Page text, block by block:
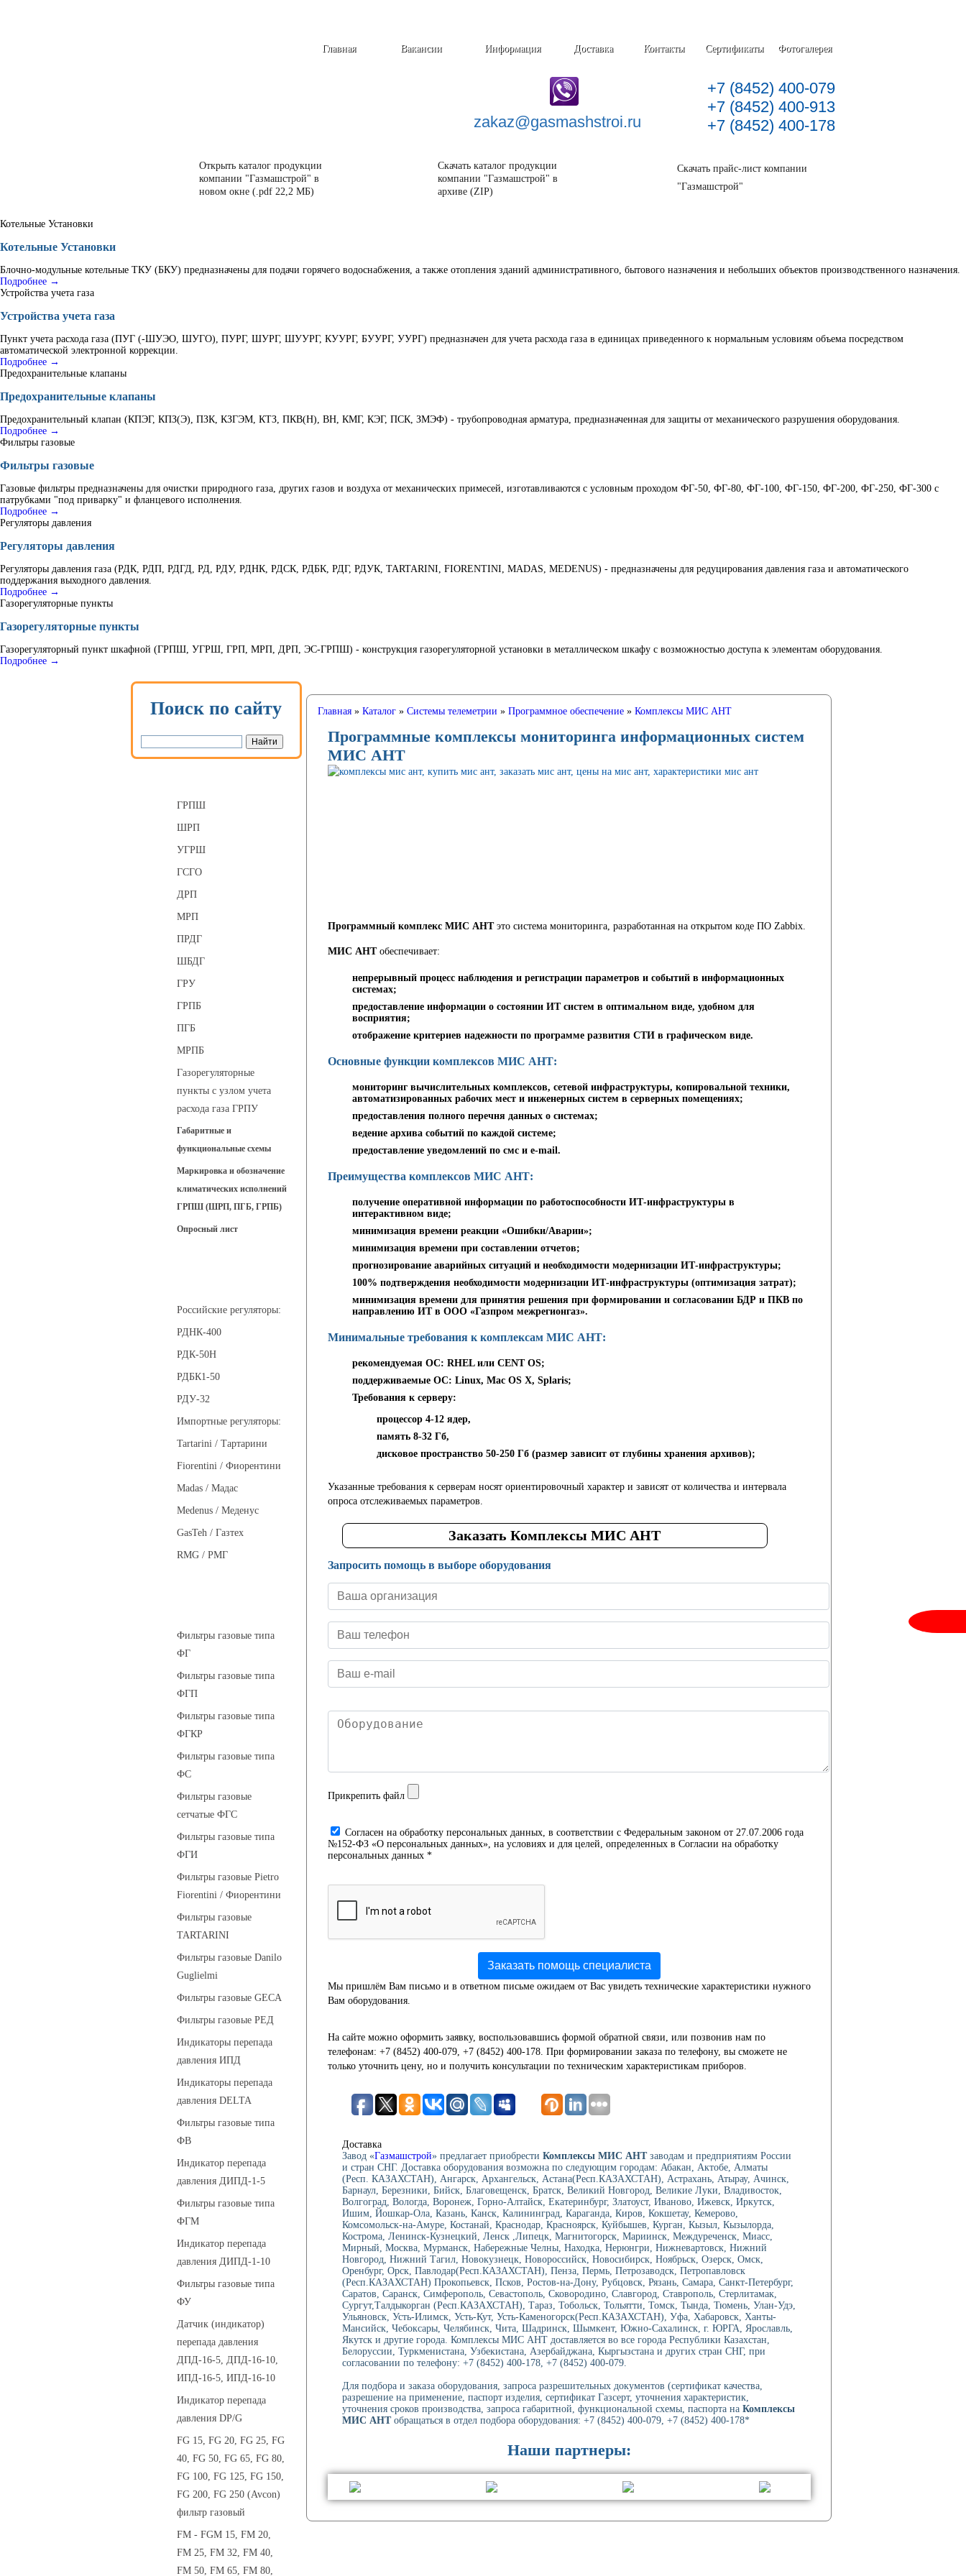
Фотогалерея
Сертификаты
Контакты
Доставка
Информация
Вакансии
Главная
zakaz@gasmashstroi.ru
+7 (8452) 400-079
+7 (8452) 400-913
+7 (8452) 400-178
Открыть каталог продукции
компании "Газмашстрой" в
новом окне (.pdf 22,2 МБ)
Скачать каталог продукции
компании "Газмашстрой" в
архиве (ZIP)
Скачать прайс-лист компании
"Газмашстрой"
Котельные Установки
Котельные Установки
Блочно-модульные котельные ТКУ (БКУ) предназначены для подачи горячего водоснабжения, а также отопления зданий административного, бытового назначения и небольших объектов производственного назначения.
Подробнее →
Устройства учета газа
Устройства учета газа
Пункт учета расхода газа (ПУГ (-ШУЭО, ШУГО), ПУРГ, ШУРГ, ШУУРГ, КУУРГ, БУУРГ, УУРГ) предназначен для учета расхода газа в единицах приведенного к нормальным условиям объема посредством
автоматической электронной коррекции.
Подробнее →
Предохранительные клапаны
Предохранительные клапаны
Предохранительный клапан (КПЭГ, КПЗ(Э), ПЗК, КЗГЭМ, КТЗ, ПКВ(Н), ВН, КМГ, КЭГ, ПСК, ЗМЭФ) - трубопроводная арматура, предназначенная для защиты от механического разрушения оборудования.
Подробнее →
Фильтры газовые
Фильтры газовые
Газовые фильтры предназначены для очистки природного газа, других газов и воздуха от механических примесей, изготавливаются с условным проходом ФГ-50, ФГ-80, ФГ-100, ФГ-150, ФГ-200, ФГ-250, ФГ-300 с
патрубками "под приварку" и фланцевого исполнения.
Подробнее →
Регуляторы давления
Регуляторы давления
Регуляторы давления газа (РДК, РДП, РДГД, РД, РДУ, РДНК, РДСК, РДБК, РДГ, РДУК, TARTARINI, FIORENTINI, MADAS, MEDENUS) - предназначены для редуцирования давления газа и автоматического
поддержания выходного давления.
Подробнее →
Газорегуляторные пункты
Газорегуляторные пункты
Газорегуляторный пункт шкафной (ГРПШ, УГРШ, ГРП, МРП, ДРП, ЭС-ГРПШ) - конструкция газорегуляторной установки в металлическом шкафу с возможностью доступа к элементам оборудования.
Подробнее →
Поиск по сайту
ГРПШ
ШРП
УГРШ
ГСГО
ДРП
МРП
ПРДГ
ШБДГ
ГРУ
ГРПБ
ПГБ
МРПБ
Газорегуляторные
пункты с узлом учета
расхода газа ГРПУ
Габаритные и
функциональные схемы
Маркировка и обозначение
климатических исполнений
ГРПШ (ШРП, ПГБ, ГРПБ)
Опросный лист
Российские регуляторы:
РДНК-400
РДК-50Н
РДБК1-50
РДУ-32
Импортные регуляторы:
Tartarini / Тартарини
Fiorentini / Фиорентини
Madas / Мадас
Medenus / Меденус
GasTeh / Газтех
RMG / РМГ
Фильтры газовые типа
ФГ
Фильтры газовые типа
ФГП
Фильтры газовые типа
ФГКР
Фильтры газовые типа
ФС
Фильтры газовые
сетчатые ФГС
Фильтры газовые типа
ФГИ
Фильтры газовые Pietro
Fiorentini / Фиорентини
Фильтры газовые
TARTARINI
Фильтры газовые Danilo
Guglielmi
Фильтры газовые GECA
Фильтры газовые РЕД
Индикаторы перепада
давления ИПД
Индикаторы перепада
давления DELTA
Фильтры газовые типа
ФВ
Индикатор перепада
давления ДИПД-1-5
Фильтры газовые типа
ФГМ
Индикатор перепада
давления ДИПД-1-10
Фильтры газовые типа
ФУ
Датчик (индикатор)
перепада давления
ДПД-16-5, ДПД-16-10,
ИПД-16-5, ИПД-16-10
Индикатор перепада
давления DP/G
FG 15, FG 20, FG 25, FG
40, FG 50, FG 65, FG 80,
FG 100, FG 125, FG 150,
FG 200, FG 250 (Avcon)
фильтр газовый
FM - FGM 15, FM 20,
FM 25, FM 32, FM 40,
FM 50, FM 65, FM 80,
Главная» Каталог» Системы телеметрии » Программное обеспечение» Комплексы МИС АНТ
Программные комплексы мониторинга информационных систем
МИС АНТ
Программный комплекс МИС АНТэто система мониторинга, разработанная на открытом коде ПО Zabbix.
МИС АНТобеспечивает:
непрерывный процесс наблюдения и регистрации параметров и событий в информационных
системах;
предоставление информации о состоянии ИТ систем в оптимальном виде, удобном для
восприятия;
отображение критериев надежности по программе развития СТИ в графическом виде.
Основные функции комплексов МИС АНТ:
мониторинг вычислительных комплексов, сетевой инфраструктуры, копировальной техники,
автоматизированных рабочих мест и инженерных систем в серверных помещениях;
предоставления полного перечня данных о системах;
ведение архива событий по каждой системе;
предоставление уведомлений по смс и e-mail.
Преимущества комплексов МИС АНТ:
получение оперативной информации по работоспособности ИТ-инфраструктуры в
интерактивном виде;
минимизация времени реакции «Ошибки/Аварии»;
минимизация времени при составлении отчетов;
прогнозирование аварийных ситуаций и необходимости модернизации ИТ-инфраструктуры;
100% подтверждения необходимости модернизации ИТ-инфраструктуры (оптимизация затрат);
минимизация времени для принятия решения при формировании и согласовании БДР и ПКВ по
направлению ИТ в ООО «Газпром межрегионгаз».
Минимальные требования к комплексам МИС АНТ:
рекомендуемая ОС: RHEL или CENT OS;
поддерживаемые ОС: Linux, Mac OS X, Splaris;
Требования к серверу:
процессор 4-12 ядер,
память 8-32 Гб,
дисковое пространство 50-250 Гб (размер зависит от глубины хранения архивов);
Указанные требования к серверам носят ориентировочный характер и зависят от количества и интервала
опроса отслеживаемых параметров.
Заказать Комплексы МИС АНТ
Запросить помощь в выборе оборудования
Прикрепить файл
Cогласен на обработку персональных данных, в соответствии с Федеральным законом от 27.07.2006 года
№152-ФЗ «О персональных данных», на условиях и для целей, определенных в Согласии на обработку
персональных данных *
Заказать помощь специалиста
Мы пришлём Вам письмо и в ответном письме ожидаем от Вас увидеть технические характеристики нужного
Вам оборудования.
На сайте можно оформить заявку, воспользовавшись формой обратной связи, или позвонив нам по
телефонам: +7 (8452) 400-079, +7 (8452) 400-178. При формировании заказа по телефону, вы сможете не
только уточнить цену, но и получить консультации по техническим характеристикам приборов.
Доставка
Завод «Газмашстрой» предлагает приобрести Комплексы МИС АНТзаводам и предприятиям России
и стран СНГ. Доставка оборудования возможна по следующим городам: Абакан, Актобе, Алматы
(Респ. КАЗАХСТАН), Ангарск, Архангельск, Астана(Респ.КАЗАХСТАН), Астрахань, Атырау, Ачинск,
Барнаул, Березники, Бийск, Благовещенск, Братск, Великий Новгород, Великие Луки, Владивосток,
Волгоград, Вологда, Воронеж, Горно-Алтайск, Екатеринбург, Златоуст, Иваново, Ижевск, Иркутск,
Ишим, Йошкар-Ола, Казань, Канск, Калининград, Караганда, Киров, Кокшетау, Кемерово,
Комсомольск-на-Амуре, Костанай, Краснодар, Красноярск, Куйбышев, Курган, Кызыл, Кызылорда,
Кострома, Ленинск-Кузнецкий, Ленск ,Липецк, Магнитогорск, Мариинск, Междуреченск, Миасс,
Мирный, Москва, Мурманск, Набережные Челны, Находка, Нерюнгри, Нижневартовск, Нижний
Новгород, Нижний Тагил, Новокузнецк, Новороссийск, Новосибирск, Ноябрьск, Озерск, Омск,
Оренбург, Орск, Павлодар(Респ.КАЗАХСТАН), Пенза, Пермь, Петрозаводск, Петропавловск
(Респ.КАЗАХСТАН) Прокопьевск, Псков, Ростов-на-Дону, Рубцовск, Рязань, Самара, Санкт-Петербург,
Саратов, Саранск, Симферополь, Севастополь, Сковородино, Славгород, Ставрополь, Стерлитамак,
Сургут,Талдыкорган (Респ.КАЗАХСТАН), Тараз, Тобольск, Тольятти, Томск, Тында, Тюмень, Улан-Удэ,
Ульяновск, Усть-Илимск, Усть-Кут, Усть-Каменогорск(Респ.КАЗАХСТАН), Уфа, Хабаровск, Ханты-
Мансийск, Чебоксары, Челябинск, Чита, Шадринск, Шымкент, Южно-Сахалинск, г. ЮРГА, Ярославль,
Якутск и другие города. Комплексы МИС АНТ доставляется во все города Республики Казахстан,
Белоруссии, Туркменистана, Узбекистана, Азербайджана, Кыргызстана и других стран СНГ, при
согласовании по телефону: +7 (8452) 400-178, +7 (8452) 400-079.
Для подбора и заказа оборудования, запроса разрешительных документов (сертификат качества,
разрешение на применение, паспорт изделия, сертификат Газсерт, уточнения характеристик,
уточнения сроков производства, запроса габаритной, функциональной схемы, паспорта на Комплексы
МИС АНТобращаться в отдел подбора оборудования: +7 (8452) 400-079, +7 (8452) 400-178*
Наши партнеры: